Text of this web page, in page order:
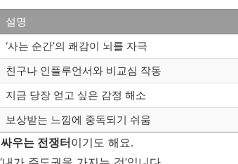
설명
‘사는 순간’의 쾌감이 뇌를 자극
친구나 인플루언서와 비교심 작동
지금 당장 얻고 싶은 감정 해소
보상받는 느낌에 중독되기 쉬움
싸우는 전쟁터이기도 해요.